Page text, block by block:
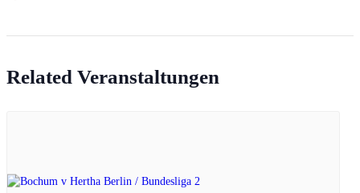
Related Veranstaltungen